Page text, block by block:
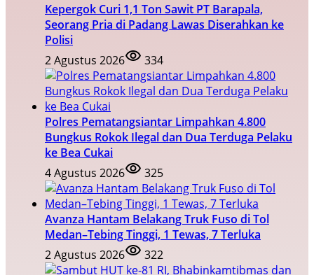
Kepergok Curi 1,1 Ton Sawit PT Barapala,
Seorang Pria di Padang Lawas Diserahkan ke
Polisi
2 Agustus 2026
334
Polres Pematangsiantar Limpahkan 4.800
Bungkus Rokok Ilegal dan Dua Terduga Pelaku
ke Bea Cukai
4 Agustus 2026
325
Avanza Hantam Belakang Truk Fuso di Tol
Medan–Tebing Tinggi, 1 Tewas, 7 Terluka
2 Agustus 2026
322